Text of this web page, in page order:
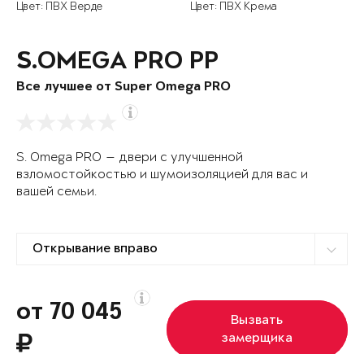
Цвет: ПВХ Верде Цвет: ПВХ Крема
S.OMEGA PRO PP
Все лучшее от Super Omega PRO
S. Omega PRO — двери с улучшенной
взломостойкостью и шумоизоляцией для вас и
вашей семьи.
от 70 045
Вызвать
замерщика